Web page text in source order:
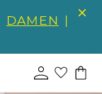
DAMEN |